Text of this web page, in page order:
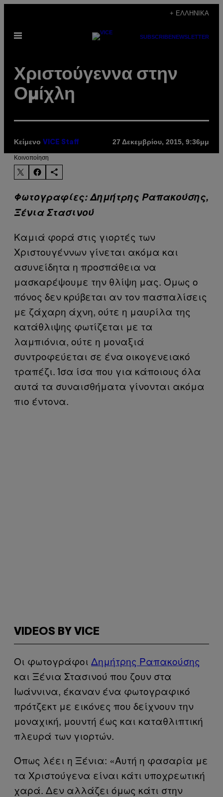
περιεχόμενο
+ ΕΛΛΗΝΙΚΆ
Ανοίξτε
SUBSCRIBENEWSLETTER
Χριστούγεννα στην
Ομίχλη
Κείμενο VICE Staff 27 Δεκεμβρίου, 2015, 9:36μμ
Kοινοποίηση
Φωτογραφίες: Δημήτρης Ραπακούσης,
Ξένια Στασινού
Καμιά φορά στις γιορτές των
Χριστουγέννων γίνεται ακόμα και
ασυνείδητα η προσπάθεια να
μασκαρέψουμε την θλίψη μας. Όμως ο
πόνος δεν κρύβεται αν τον πασπαλίσεις
με ζάχαρη άχνη, ούτε η μαυρίλα της
κατάθλιψης φωτίζεται με τα
λαμπιόνια, ούτε η μοναξιά
συντροφεύεται σε ένα οικογενειακό
τραπέζι. Ίσα ίσα που για κάποιους όλα
αυτά τα συναισθήματα γίνονται ακόμα
πιο έντονα.
VIDEOS BY VICE
Οι φωτογράφοι Δημήτρης Ραπακούσης
και Ξένια Στασινού που ζουν στα
Ιωάννινα, έκαναν ένα φωτογραφικό
πρότζεκτ με εικόνες που δείχνουν την
μοναχική, μουντή έως και καταθλιπτική
πλευρά των γιορτών.
Όπως λέει η Ξένια: «Αυτή η φασαρία με
τα Χριστούγενα είναι κάτι υποχρεωτική
χαρά. Δεν αλλάζει όμως κάτι στην